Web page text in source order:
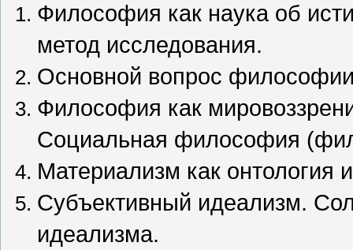
Философия как наука об
метод исследования.
Основной вопрос
Философия как
Социальная философия
Материализм как онтология
Субъективный идеализм.
идеализма.